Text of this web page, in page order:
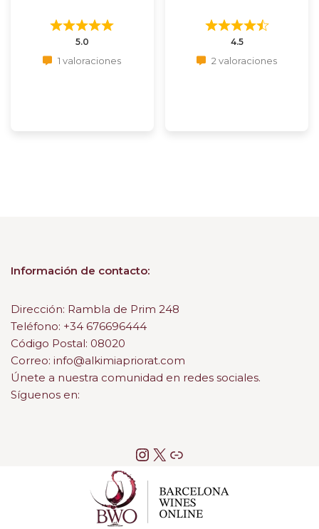
5.0
1 valoraciones
4.5
2 valoraciones
Información de contacto:
Dirección: Rambla de Prim 248
Teléfono: +34 676696444
Código Postal: 08020
Correo: info@alkimiapriorat.com
Únete a nuestra comunidad en redes sociales.
Síguenos en: